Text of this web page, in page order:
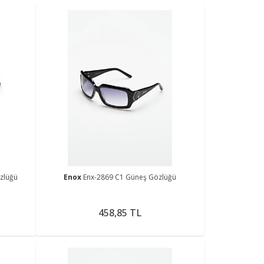
Enox Enx-2869 C1 Güneş Gözlüğü
458,85 TL